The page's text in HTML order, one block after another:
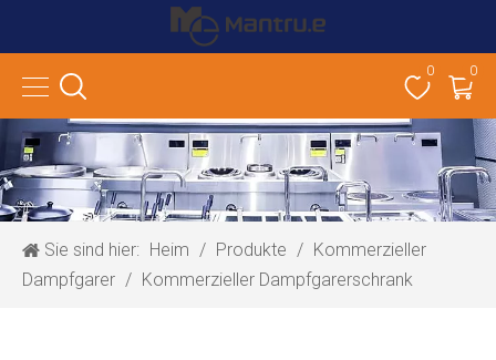
0 0
Sie sind hier: Heim / Produkte / Kommerzieller
Dampfgarer / Kommerzieller Dampfgarerschrank